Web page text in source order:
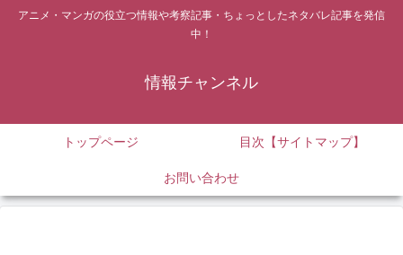
アニメ・マンガの役立つ情報や考察記事・ちょっとしたネタバレ記事を発信
中！
情報チャンネル
トップページ 目次【サイトマップ】
お問い合わせ